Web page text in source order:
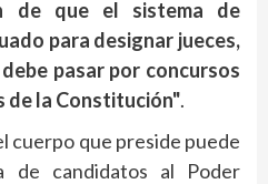
de que el sistema de
para designar jueces,
pasar por concursos
de la Constitución".
cuerpo que preside puede
de candidatos al Poder